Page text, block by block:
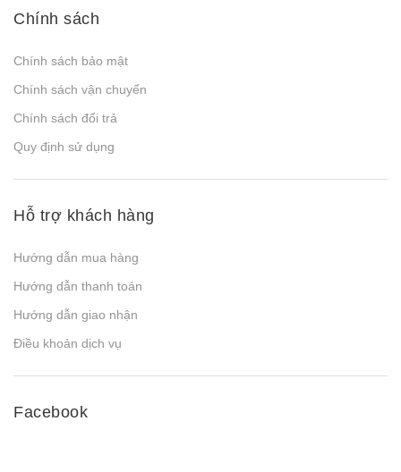
Chính sách
Chính sách bảo mật
Chính sách vận chuyển
Chính sách đổi trả
Quy định sử dụng
Hỗ trợ khách hàng
Hướng dẫn mua hàng
Hướng dẫn thanh toán
Hướng dẫn giao nhận
Điều khoản dịch vụ
Facebook